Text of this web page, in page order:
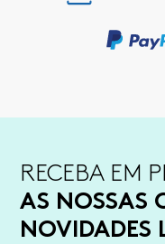
RECEBA EM
AS NOSSAS
NOVIDADES